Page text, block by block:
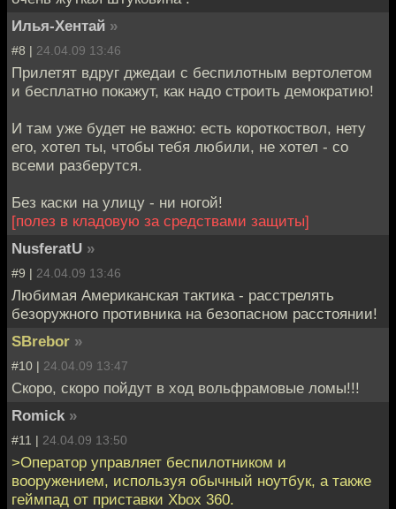
Илья-Хентай »
#8 | 24.04.09 13:46
Прилетят вдруг джедаи с беспилотным вертолетом
и бесплатно покажут, как надо строить демократию!
И там уже будет не важно: есть короткоствол, нету
его, хотел ты, чтобы тебя любили, не хотел - со
всеми разберутся.
Без каски на улицу - ни ногой!
[полез в кладовую за средствами защиты]
NusferatU »
#9 | 24.04.09 13:46
Любимая Американская тактика - расстрелять
безоружного противника на безопасном расстоянии!
SBrebor »
#10 | 24.04.09 13:47
Скоро, скоро пойдут в ход вольфрамовые ломы!!!
Romick »
#11 | 24.04.09 13:50
>Оператор управляет беспилотником и
вооружением, используя обычный ноутбук, а также
геймпад от приставки Xbox 360.